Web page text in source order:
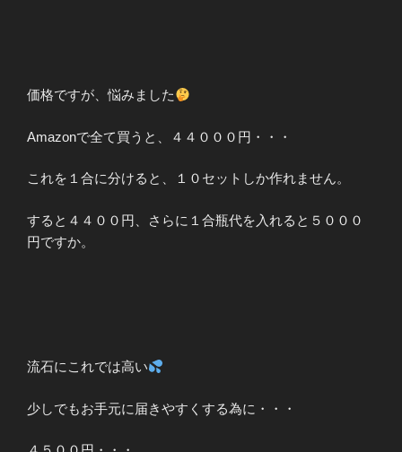
価格ですが、悩みました
Amazonで全て買うと、４４０００円・・・
これを１合に分けると、１０セットしか作れません。
すると４４００円、さらに１合瓶代を入れると５０００
円ですか。
流石にこれでは高い
少しでもお手元に届きやすくする為に・・・